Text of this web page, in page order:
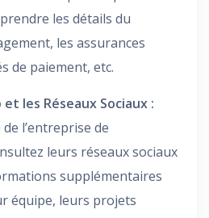
les détails du
les assurances
de paiement, etc.
les Réseaux Sociaux :
l’entreprise de
leurs réseaux sociaux
supplémentaires
équipe, leurs projets